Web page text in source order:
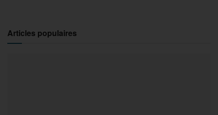
Articles populaires